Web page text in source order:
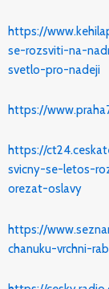
https://
se-rozsviti-na-
svetlo-pro-nadeji
https://
https://
svicny-se-letos-
orezat-oslavy
https://
chanuku-vrchni-